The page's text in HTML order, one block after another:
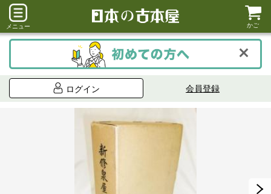
メニュー かご
ログイン 会員登録